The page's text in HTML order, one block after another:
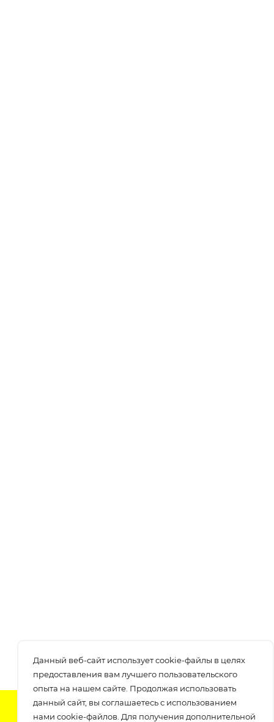
Подпишитесь на нашу рассылку
Данный веб-сайт использует cookie-файлы в целях
предоставления вам лучшего пользовательского
опыта на нашем сайте. Продолжая использовать
данный сайт, вы соглашаетесь с использованием
нами cookie-файлов. Для получения дополнительной